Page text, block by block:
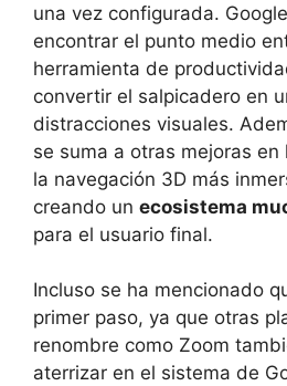
una vez configurada.
encontrar el punto medio
herramienta de
convertir el salpicadero en
distracciones visuales.
se suma a otras mejoras
la navegación 3D más
creando un ecosistema
para el usuario final.
Incluso se ha mencionado
primer paso, ya que otras
renombre como Zoom
aterrizar en el sistema de